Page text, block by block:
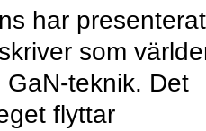
har presenterat
som
teknik. Det
flyttar